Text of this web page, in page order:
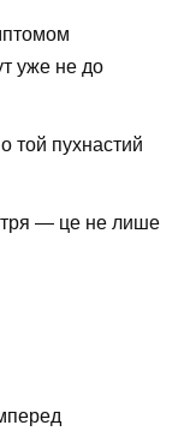
уже не до
той пухнастий
— це не лише